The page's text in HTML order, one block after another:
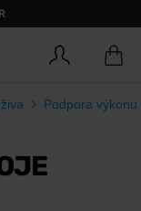
Podpora výkonu